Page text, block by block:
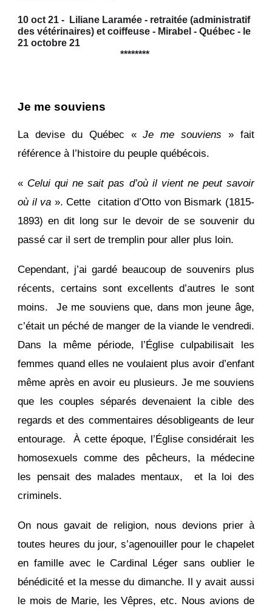
10 oct 21 - Liliane Laramée - retraitée (administratif
des vétérinaires) et coiffeuse - Mirabel - Québec - le
21 octobre 21
********
Je me souviens
La devise du Québec «Je me souviens » fait
référence à l’histoire du peuple québécois.
« Celui qui ne sait pas d’où il vient ne peut savoir
où il va ». Cette citation d’Otto von Bismark (1815-
1893) en dit long sur le devoir de se souvenir du
passé car il sert de tremplin pour aller plus loin.
Cependant, j’ai gardé beaucoup de souvenirs plus
récents, certains sont excellents d’autres le sont
moins. Je me souviens que, dans mon jeune âge,
c’était un péché de manger de la viande le vendredi.
Dans la même période, l’Église culpabilisait les
femmes quand elles ne voulaient plus avoir d’enfant
même après en avoir eu plusieurs. Je me souviens
que les couples séparés devenaient la cible des
regards et des commentaires désobligeants de leur
entourage. À cette époque, l’Église considérait les
homosexuels comme des pêcheurs, la médecine
les pensait des malades mentaux, et la loi des
criminels.
On nous gavait de religion, nous devions prier à
toutes heures du jour, s’agenouiller pour le chapelet
en famille avec le Cardinal Léger sans oublier le
bénédicité et la messe du dimanche. Il y avait aussi
le mois de Marie, les Vêpres, etc. Nous avions de